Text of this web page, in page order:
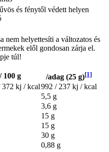
és fénytől védett helyen
nem helyettesíti a változatos és
elől gondosan zárja el.
túl!
/ 100 g /adag (25 g)[1]
372 kj / kcal992 / 237 kj / kcal
5,5 g
3,6 g
15 g
15 g
30 g
0,88 g